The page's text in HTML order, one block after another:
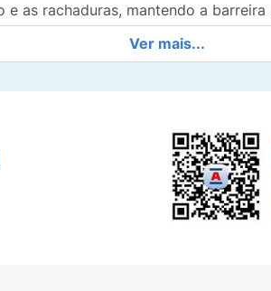
e as rachaduras, mantendo a
luminoso natural.
higiênica e perfeita para carregar
Mari Maria
sempre que sentir necessidade.
Ver mais...